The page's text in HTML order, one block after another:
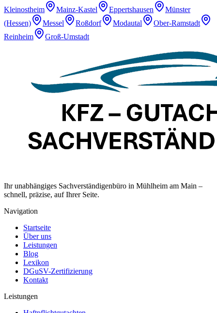
Kleinostheim Mainz-Kastel Eppertshausen
Münster
(Hessen)
Messel Roßdorf Modautal
Ober-Ramstadt
Reinheim
Groß-Umstadt
Ihr unabhängiges Sachverständigenbüro in Mühlheim am Main –
schnell, präzise, auf Ihrer Seite.
Navigation
Startseite
Über uns
Leistungen
Blog
Lexikon
DGuSV-Zertifizierung
Kontakt
Leistungen